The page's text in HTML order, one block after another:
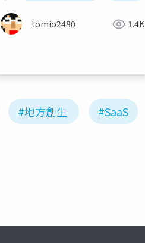
tomio2480 1.4K
#地方創生 #SaaS